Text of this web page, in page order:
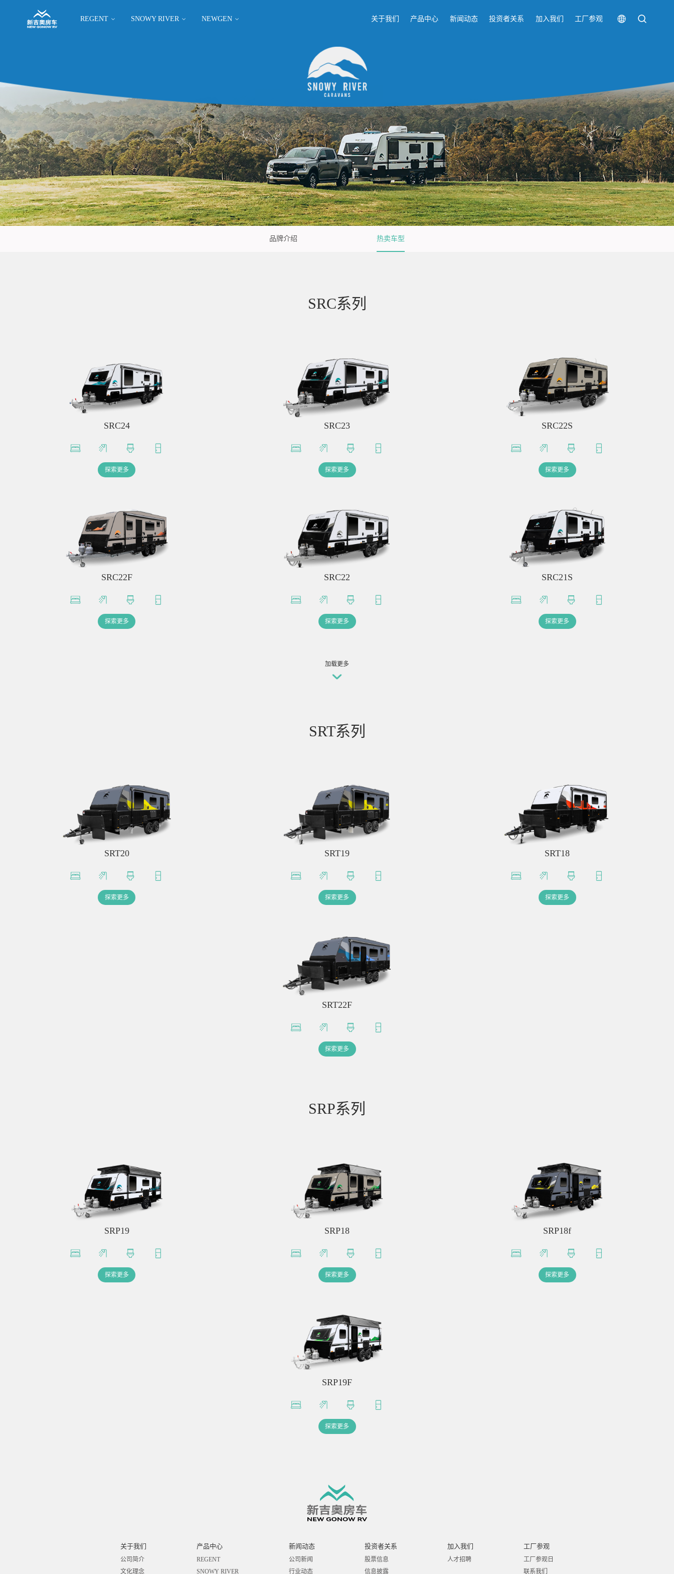
REGENT SNOWY RIVER NEWGEN 关于我们 产品中心 新闻动态 投资者关系 加入我们 工厂参观
品牌介绍 热卖车型
SRC系列
SRC24
探索更多
SRC23
探索更多
SRC22S
探索更多
SRC22F
探索更多
SRC22
探索更多
SRC21S
探索更多
加载更多
SRT系列
SRT20
探索更多
SRT19
探索更多
SRT18
探索更多
SRT22F
探索更多
SRP系列
SRP19
探索更多
SRP18
探索更多
SRP18f
探索更多
SRP19F
探索更多
关于我们
公司简介
文化理念
产品中心
REGENT
SNOWY RIVER
新闻动态
公司新闻
行业动态
投资者关系
股票信息
信息披露
加入我们
人才招聘
工厂参观
工厂参观日
联系我们